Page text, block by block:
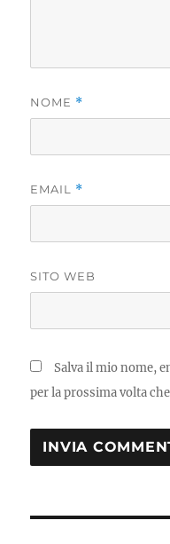
NOME *
EMAIL *
SITO WEB
Salva il mio nome,
per la prossima volta